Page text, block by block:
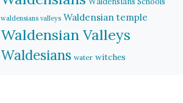
waldensians valleys Waldensian temple
Waldensian Valleys
Waldesians water witches